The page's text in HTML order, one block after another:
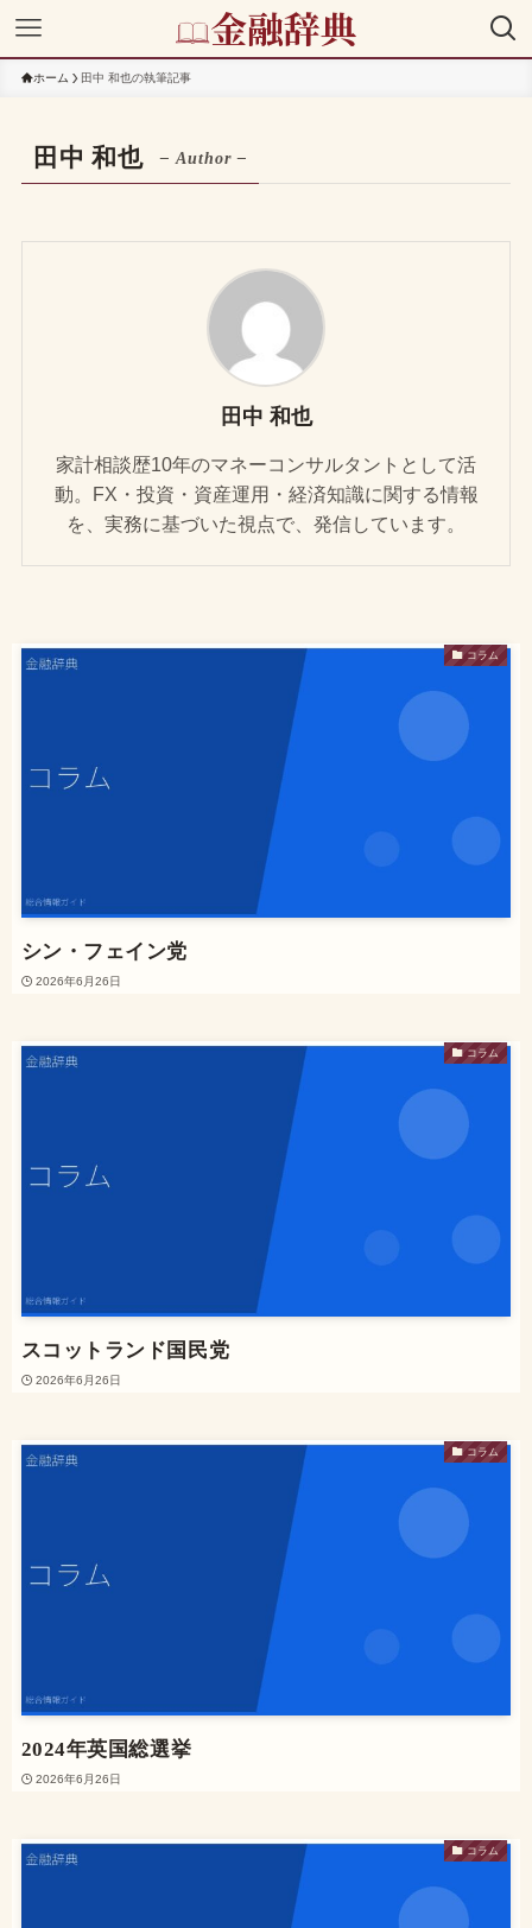
ホーム 田中 和也の執筆記事
田中 和也 – Author –
田中 和也
家計相談歴10年のマネーコンサルタントとして活
動。FX・投資・資産運用・経済知識に関する情報
を、実務に基づいた視点で、発信しています。
コラム
シン・フェイン党
2026年6月26日
コラム
スコットランド国民党
2026年6月26日
コラム
2024年英国総選挙
2026年6月26日
コラム